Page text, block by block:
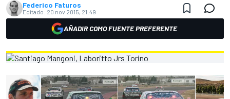
Federico Faturos
Editado: 20 nov 2015, 21:49
AÑADIR COMO FUENTE PREFERENTE